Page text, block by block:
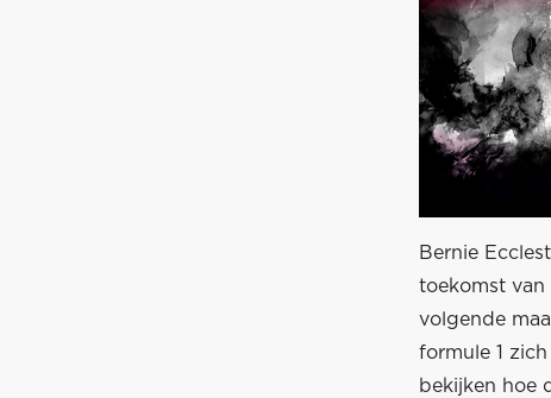
Bernie
toekomst van
volgende
formule 1
bekijken hoe